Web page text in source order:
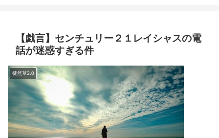
【戯言】センチュリー２１レイシャスの電
話が迷惑すぎる件
徒然草2.0